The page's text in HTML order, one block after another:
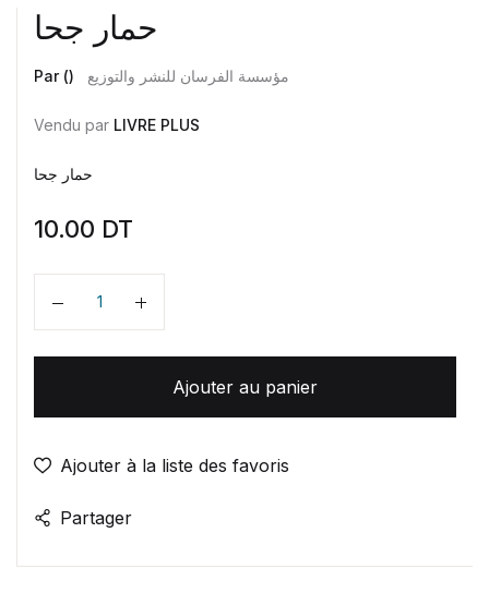
حمار جحا
Par () مؤسسة الفرسان للنشر والتوزيع
Vendu par LIVRE PLUS
حمار جحا
10.00 DT
Quantité
Ajouter au panier
Ajouter à la liste des favoris
Partager